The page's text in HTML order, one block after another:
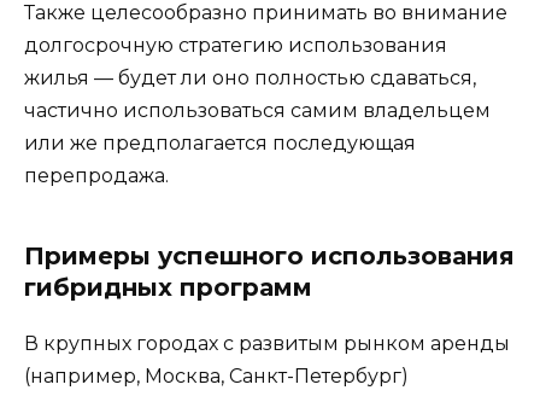
Также целесообразно принимать во внимание
долгосрочную стратегию использования
жилья — будет ли оно полностью сдаваться,
частично использоваться самим владельцем
или же предполагается последующая
перепродажа.
Примеры успешного использования
гибридных программ
В крупных городах с развитым рынком аренды
(например, Москва, Санкт-Петербург)